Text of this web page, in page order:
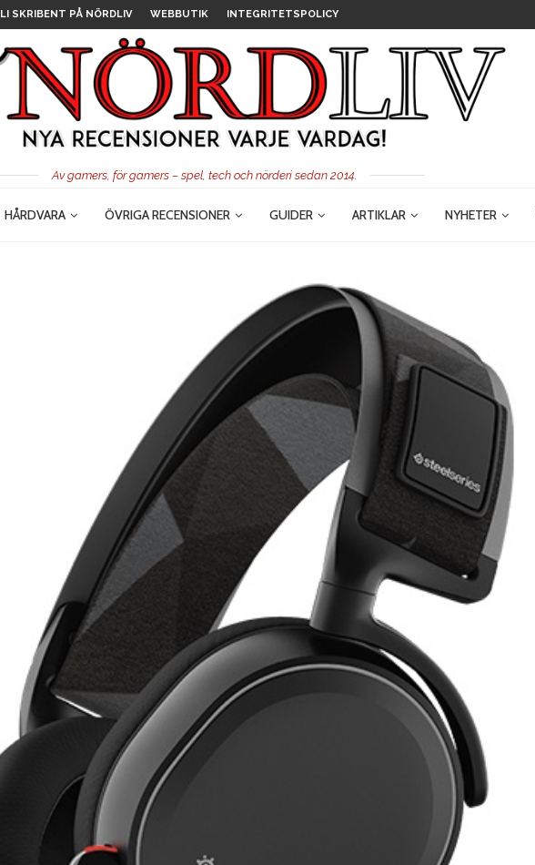
SKRIBENT PÅ NÖRDLIV WEBBUTIK INTEGRITETSPOLICY
Av gamers, för gamers – spel, tech och nörderi sedan 2014.
HÅRDVARA ÖVRIGA RECENSIONER GUIDER ARTIKLAR NYHETER